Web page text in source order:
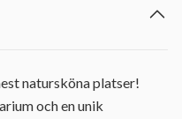
natursköna platser!
och en unik